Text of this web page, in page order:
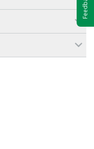
Feedback